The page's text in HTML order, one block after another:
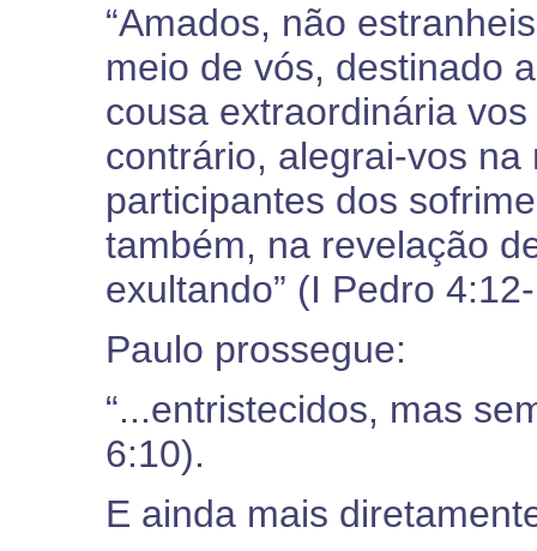
“Amados, não
meio de vós, destinado
cousa extraordinária
contrário, alegrai-vos
participantes dos
também, na revelação
exultando” (I Pedro
Paulo prossegue:
“...entristecidos, mas
6:10).
E ainda mais